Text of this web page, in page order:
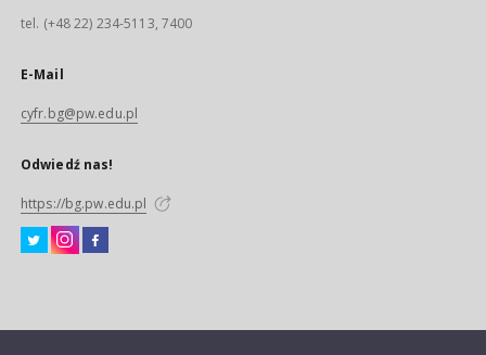
tel. (+48 22) 234-5113, 7400
E-Mail
cyfr.bg@pw.edu.pl
Odwiedź nas!
https://bg.pw.edu.pl